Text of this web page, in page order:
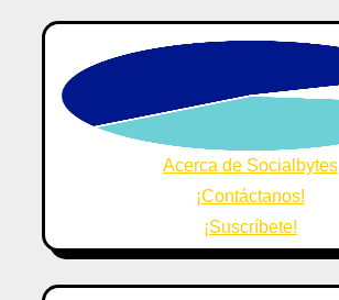
Acerca de Socialbytes
¡Contáctanos!
¡Suscríbete!